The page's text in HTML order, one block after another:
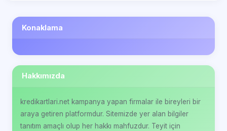
Konaklama
Hakkımızda
kredikartlari.net kampanya yapan firmalar ile bireyleri bir
araya getiren platformdur. Sitemizde yer alan bilgiler
tanıtım amaçlı olup her hakkı mahfuzdur. Teyit için